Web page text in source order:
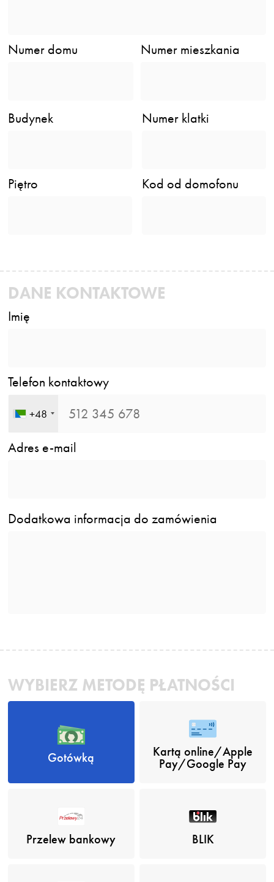
Numer domu Numer mieszkania
Budynek Numer klatki
Piętro Kod od domofonu
DANE KONTAKTOWE
Imię
Telefon kontaktowy
+48
Adres e-mail
Dodatkowa informacja do zamówienia
WYBIERZ METODĘ PŁATNOŚCI
Gotówką
Kartą online/Apple
Pay/Google Pay
Przelew bankowy BLIK